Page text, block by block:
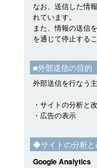
なお、送信した情
れています。
また、情報の送信
を通じて停止する
■外部送信の目的
外部送信を行なう
・サイトの分析と
・広告の表示
◆サイトの分析と
Google Analytics